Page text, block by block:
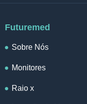
Futuremed
Sobre Nós
Monitores
Raio x